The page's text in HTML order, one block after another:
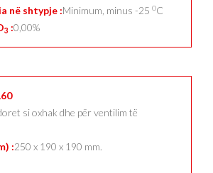
në shtypje :Minimum, minus -25 0C
3 :0,00%
si oxhak dhe për ventilim të
:250 x 190 x 190 mm.